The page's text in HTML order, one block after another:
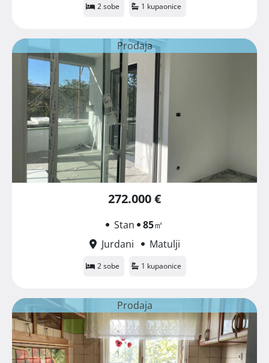
2 sobe 1 kupaonice
Prodaja
272.000 €
Stan 85㎡
Jurdani
Matulji
2 sobe 1 kupaonice
Prodaja